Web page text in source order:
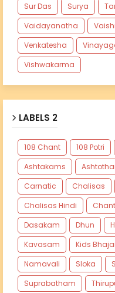
Sur Das
Surya
Vaidayanatha
Venkatesha
Vishwakarma
LABELS 2
108 Chant 108 Potri
Ashtakams
Carnatic
Chalisas
Chalisas Hindi
Chant
Dasakam
Dhun
Kavasam
Kids
Namavali
Sloka
Suprabatham